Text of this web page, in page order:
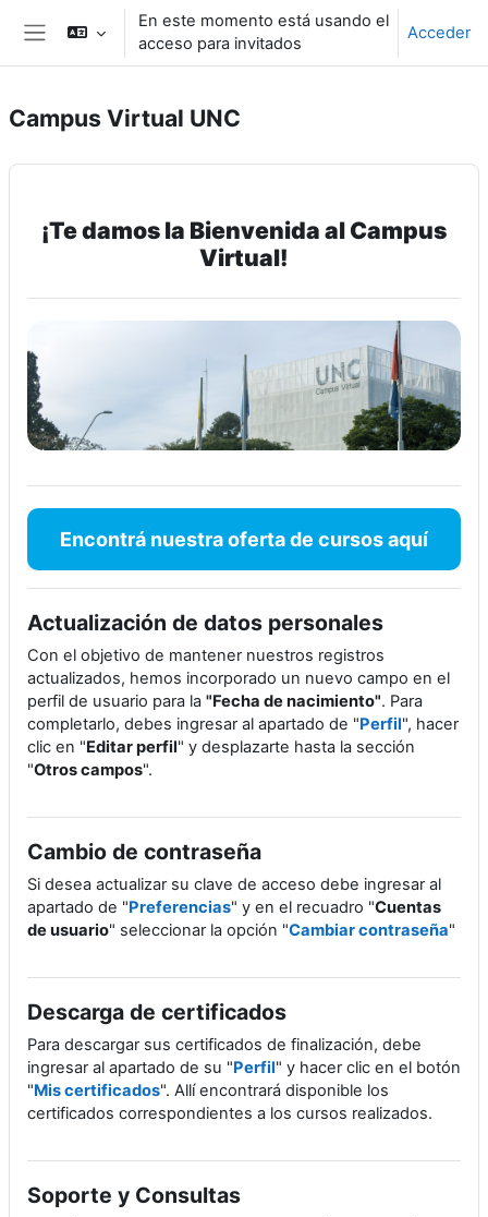
Salta al contenido principal
Panel lateral
En este momento está usando el
acceso para invitados
Acceder
Campus Virtual UNC
¡Te damos la Bienvenida al Campus
Virtual!
Encontrá nuestra oferta de cursos aquí
Actualización de datos personales
Con el objetivo de mantener nuestros registros
actualizados, hemos incorporado un nuevo campo en el
perfil de usuario para la "Fecha de nacimiento". Para
completarlo, debes ingresar al apartado de "Perfil", hacer
clic en "Editar perfil" y desplazarte hasta la sección
"Otros campos".
Cambio de contraseña
Si desea actualizar su clave de acceso debe ingresar al
apartado de "Preferencias" y en el recuadro "Cuentas
de usuario" seleccionar la opción "Cambiar contraseña"
Descarga de certificados
Para descargar sus certificados de finalización, debe
ingresar al apartado de su "Perfil" y hacer clic en el botón
"Mis certificados". Allí encontrará disponible los
certificados correspondientes a los cursos realizados.
Soporte y Consultas